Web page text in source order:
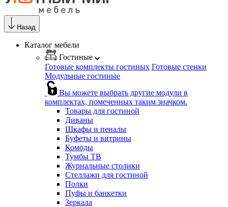
Назад
Каталог мебели
Гостиные
Готовые комплекты гостиных Готовые стенки
Модульные гостиные
Вы можете выбрать другие модули в
комплектах, помеченных таким значком.
Товары для гостиной
Диваны
Шкафы и пеналы
Буфеты и витрины
Комоды
Тумбы ТВ
Журнальные столики
Стеллажи для гостиной
Полки
Пуфы и банкетки
Зеркала